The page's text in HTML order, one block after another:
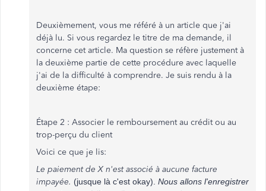
Deuxièmement, vous me référé à un article que j'ai
déjà lu. Si vous regardez le titre de ma demande, il
concerne cet article. Ma question se réfère justement à
la deuxième partie de cette procédure avec laquelle
j'ai de la difficulté à comprendre. Je suis rendu à la
deuxième étape:
Étape 2 : Associer le remboursement au crédit ou au
trop-perçu du client
Voici ce que je lis:
Le paiement de X n'est associé à aucune facture
impayée. (jusque là c'est okay). Nous allons l'enregistrer